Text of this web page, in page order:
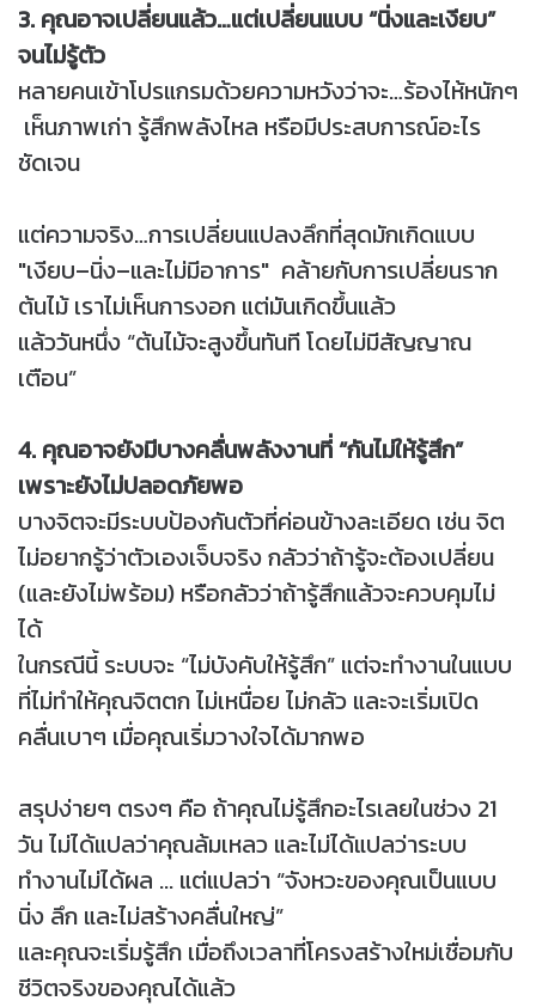
3. คุณอาจเปลี่ยนแล้ว…แต่เปลี่ยนแบบ “นิ่งและเงียบ”
จนไม่รู้ตัว
หลายคนเข้าโปรแกรมด้วยความหวังว่าจะ…ร้องไห้หนักๆ
เห็นภาพเก่า รู้สึกพลังไหล หรือมีประสบการณ์อะไร
ชัดเจน
แต่ความจริง…การเปลี่ยนแปลงลึกที่สุดมักเกิดแบบ
"เงียบ–นิ่ง–และไม่มีอาการ" คล้ายกับการเปลี่ยนราก
ต้นไม้ เราไม่เห็นการงอก แต่มันเกิดขึ้นแล้ว
แล้ววันหนึ่ง “ต้นไม้จะสูงขึ้นทันที โดยไม่มีสัญญาณ
เตือน”
4. คุณอาจยังมีบางคลื่นพลังงานที่ “กันไม่ให้รู้สึก”
เพราะยังไม่ปลอดภัยพอ
บางจิตจะมีระบบป้องกันตัวที่ค่อนข้างละเอียด เช่น จิต
ไม่อยากรู้ว่าตัวเองเจ็บจริง กลัวว่าถ้ารู้จะต้องเปลี่ยน
(และยังไม่พร้อม) หรือกลัวว่าถ้ารู้สึกแล้วจะควบคุมไม่
ได้
ในกรณีนี้ ระบบจะ “ไม่บังคับให้รู้สึก” แต่จะทำงานในแบบ
ที่ไม่ทำให้คุณจิตตก ไม่เหนื่อย ไม่กลัว และจะเริ่มเปิด
คลื่นเบาๆ เมื่อคุณเริ่มวางใจได้มากพอ
สรุปง่ายๆ ตรงๆ คือ ถ้าคุณไม่รู้สึกอะไรเลยในช่วง 21
วัน ไม่ได้แปลว่าคุณล้มเหลว และไม่ได้แปลว่าระบบ
ทำงานไม่ได้ผล ... แต่แปลว่า “จังหวะของคุณเป็นแบบ
นิ่ง ลึก และไม่สร้างคลื่นใหญ่”
และคุณจะเริ่มรู้สึก เมื่อถึงเวลาที่โครงสร้างใหม่เชื่อมกับ
ชีวิตจริงของคุณได้แล้ว